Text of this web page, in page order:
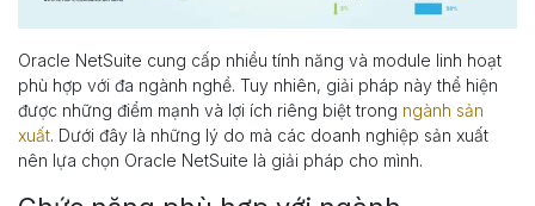
Oracle NetSuite cung cấp nhiều tính năng và module linh hoạt
phù hợp với đa ngành nghề. Tuy nhiên, giải pháp này thể hiện
được những điểm mạnh và lợi ích riêng biệt trong ngành sản
xuất. Dưới đây là những lý do mà các doanh nghiệp sản xuất
nên lựa chọn Oracle NetSuite là giải pháp cho mình.